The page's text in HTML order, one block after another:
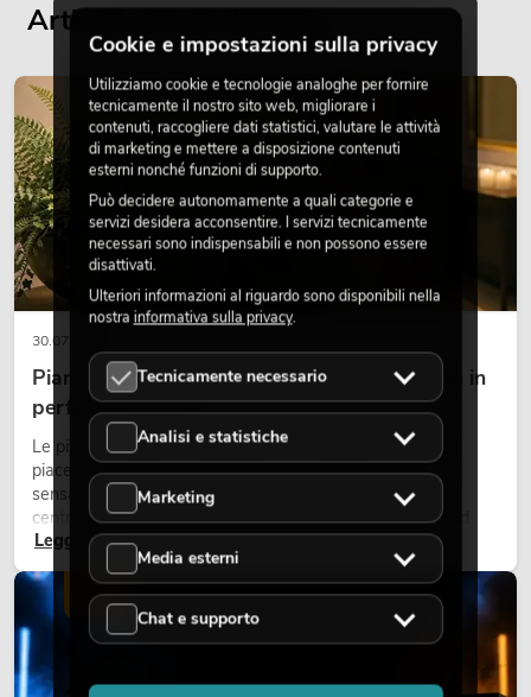
Articoli attuali del blog
30.07.2026
Piante artificiali ignifughe: sicurezza e design in
perfetta armonia
Le piante rendono vivi gli ambienti. Creano un’atmosfera
piacevole, migliorano l’ambiente e trasmettono una
sensazione di naturalezza. Negli hotel, nei ristoranti, nei
centri commerciali, negli edifici adibiti a uffici o negli stand
fieristici, una vegetazione di alta qualità è ormai parte
integrante dei moderni progetti di arredamento.
Leggi ora
DECORAZIONE
LUCE
Cookie e impostazioni sulla privacy
Utilizziamo cookie e tecnologie analoghe per fornire
tecnicamente il nostro sito web, migliorare i
contenuti, raccogliere dati statistici, valutare le attività
di marketing e mettere a disposizione contenuti
esterni nonché funzioni di supporto.
Può decidere autonomamente a quali categorie e
servizi desidera acconsentire. I servizi tecnicamente
necessari sono indispensabili e non possono essere
disattivati.
Ulteriori informazioni al riguardo sono disponibili nella
nostra informativa sulla privacy.
Tecnicamente necessario
Analisi e statistiche
Marketing
Media esterni
Chat e supporto